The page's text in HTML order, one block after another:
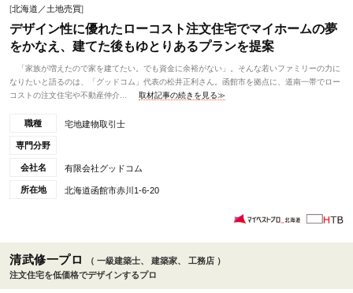
[北海道／土地売買]
デザイン性に優れたローコスト注文住宅でマイホームの夢
をかなえ、建てた後もゆとりあるプランを提案
「家族が増えたので家を建てたい。でも資金に余裕がない」。そんな若いファミリーの力に
なりたいと語るのは、「グッドコム」代表の松井正利さん。函館市を拠点に、道南一帯でロー
コストの注文住宅や不動産仲介...
取材記事の続きを見る≫
職種 宅地建物取引士
専門分野
会社名 有限会社グッドコム
所在地 北海道函館市赤川1-6-20
清武修一プロ
（ 一級建築士、 建築家、 工務店 ）
注文住宅を低価格でデザインするプロ